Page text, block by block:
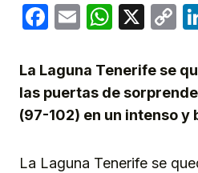
Facebook
Email X
La Laguna Tenerife se
las puertas de
(97-102) en un intenso y
La Laguna Tenerife se